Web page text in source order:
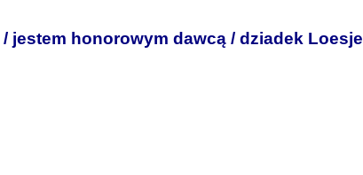
jestem honorowym dawcą / dziadek Loesje